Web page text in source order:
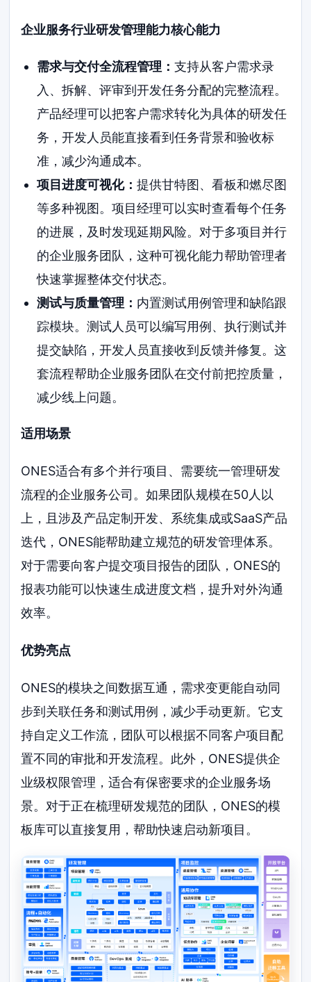
企业服务行业研发管理能力核心能力
需求与交付全流程管理： 支持从客户需求录
入、拆解、评审到开发任务分配的完整流程。
产品经理可以把客户需求转化为具体的研发任
务，开发人员能直接看到任务背景和验收标
准，减少沟通成本。
项目进度可视化： 提供甘特图、看板和燃尽图
等多种视图。项目经理可以实时查看每个任务
的进展，及时发现延期风险。对于多项目并行
的企业服务团队，这种可视化能力帮助管理者
快速掌握整体交付状态。
测试与质量管理： 内置测试用例管理和缺陷跟
踪模块。测试人员可以编写用例、执行测试并
提交缺陷，开发人员直接收到反馈并修复。这
套流程帮助企业服务团队在交付前把控质量，
减少线上问题。
适用场景
ONES适合有多个并行项目、需要统一管理研发
流程的企业服务公司。如果团队规模在50人以
上，且涉及产品定制开发、系统集成或SaaS产品
迭代，ONES能帮助建立规范的研发管理体系。
对于需要向客户提交项目报告的团队，ONES的
报表功能可以快速生成进度文档，提升对外沟通
效率。
优势亮点
ONES的模块之间数据互通，需求变更能自动同
步到关联任务和测试用例，减少手动更新。它支
持自定义工作流，团队可以根据不同客户项目配
置不同的审批和开发流程。此外，ONES提供企
业级权限管理，适合有保密要求的企业服务场
景。对于正在梳理研发规范的团队，ONES的模
板库可以直接复用，帮助快速启动新项目。